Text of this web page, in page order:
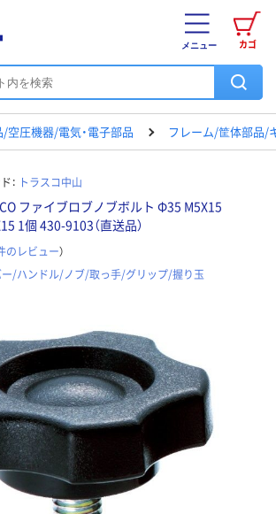
カゴ
メニュー
空圧機器/電気・電子部品 フレーム/筐体部品/
： トラスコ中山
ファイブロブノブボルト Φ35 M5X15
1個 430-9103（直送品）
のレビュー）
ー/ハンドル/ノブ/取っ手/グリップ/握り玉